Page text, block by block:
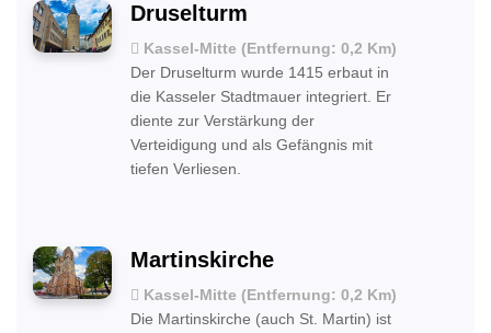
Druselturm
Kassel-Mitte (Entfernung: 0,2 Km)
Der Druselturm wurde 1415 erbaut in
die Kasseler Stadtmauer integriert. Er
diente zur Verstärkung der
Verteidigung und als Gefängnis mit
tiefen Verliesen.
Martinskirche
Kassel-Mitte (Entfernung: 0,2 Km)
Die Martinskirche (auch St. Martin) ist